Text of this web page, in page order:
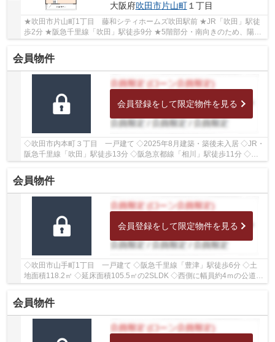
大阪府吹田市片山町１丁目
★吹田市片山町1丁目 藤和シティホームズ吹田駅前 ★JR「吹田」駅徒
歩2分 ★阪急千里線「吹田」駅徒歩9分 ★5階部分・南向きのため、陽当
会員物件
会員登録をして限定物件を見る
◇吹田市内本町３丁目 一戸建て ◇2025年8月建築・築後未入居 ◇JR・
阪急千里線「吹田」駅徒歩13分 ◇阪急京都線「相川」駅徒歩11分 ◇土
地面積60.4㎡ ◇延べ床面積66.55㎡の1SLDK ◇駐車ス...
会員物件
会員登録をして限定物件を見る
◇吹田市山手町1丁目 一戸建て ◇阪急千里線「豊津」駅徒歩6分 ◇土
地面積118.2㎡ ◇延床面積105.5㎡の2SLDK ◇西側に幅員約4ｍの公道に
接面しております ◇学校区は山手小学校、豊津中学校...
会員物件